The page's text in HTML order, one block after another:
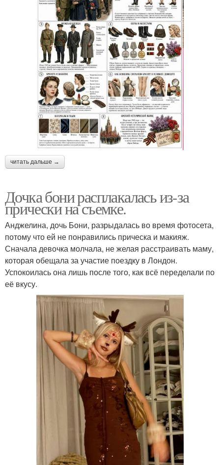
читать дальше →
Дочка бони расплакалась из-за
прически на съемке.
Анджелина, дочь Бони, разрыдалась во время фотосета,
потому что ей не понравились прическа и макияж.
Сначала девочка молчала, не желая расстраивать маму,
которая обещала за участие поездку в Лондон.
Успокоилась она лишь после того, как всё переделали по
её вкусу.